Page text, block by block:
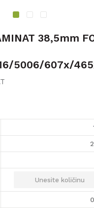
1 2 3
38,5mm
5006/607x/